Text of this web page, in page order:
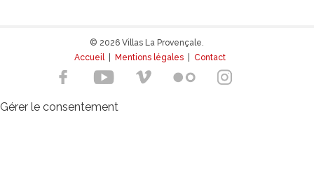
© 2026 Villas La Provençale.
Accueil| Mentions légales Contact
Gérer le consentement